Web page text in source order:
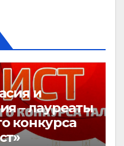
и
– лауреаты
конкурса